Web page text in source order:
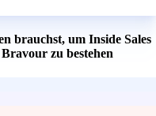
brauchst, um Inside Sales
zu bestehen